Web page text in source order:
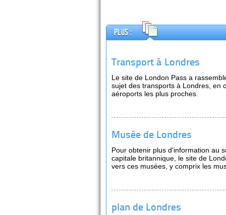
Plus :
Transport à Londres
Le site de London Pass a
sujet des transports à Londres, en
aéroports les plus proches.
Musée de Londres
Pour obtenir plus d'information au
capitale britannique, le site de
vers ces musées, y comprix les
plan de Londres